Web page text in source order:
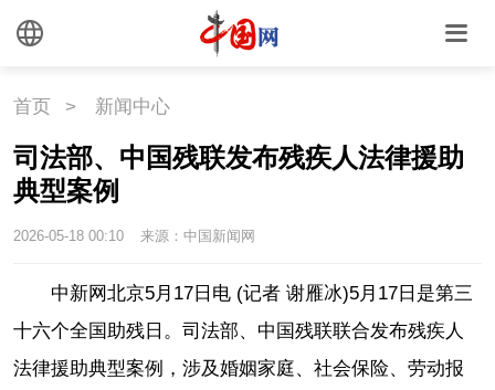
首页 > 新闻中心
司法部、中国残联发布残疾人法律援助
典型案例
2026-05-18 00:10 来源：中国新闻网
中新网北京5月17日电 (记者 谢雁冰)5月17日是第三
十六个全国助残日。司法部、中国残联联合发布残疾人
法律援助典型案例，涉及婚姻家庭、社会保险、劳动报